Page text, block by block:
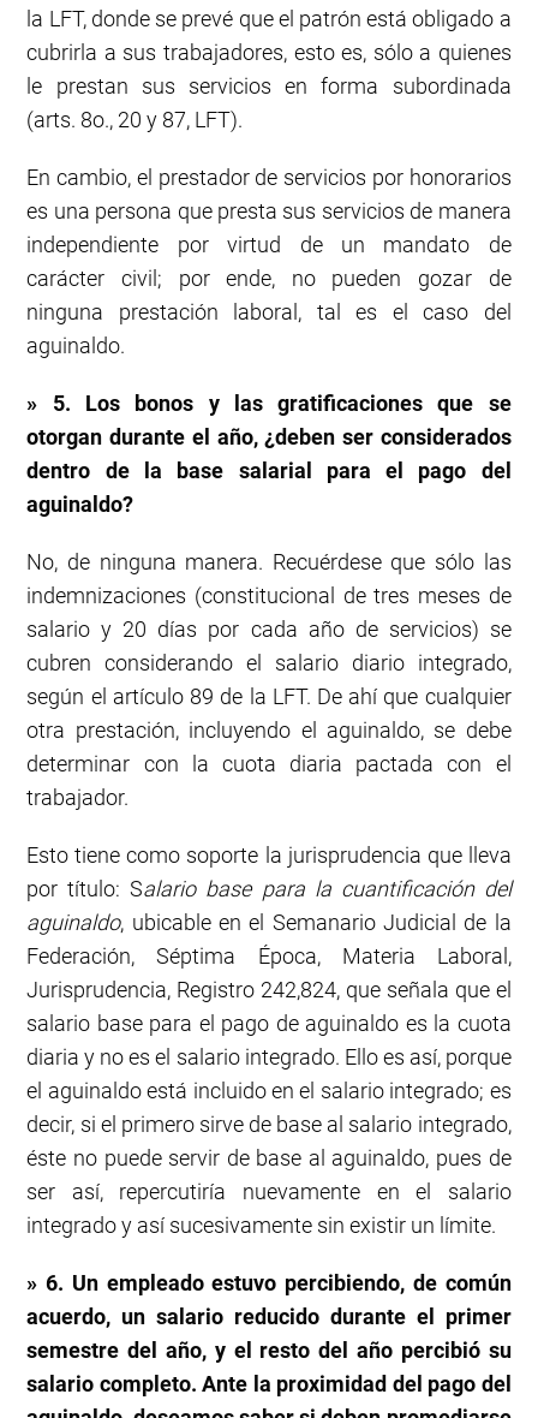
la LFT, donde se prevé que el patrón está obligado a
cubrirla a sus trabajadores, esto es, sólo a quienes
le prestan sus servicios en forma subordinada
(arts. 8o., 20 y 87, LFT).
En cambio, el prestador de servicios por honorarios
es una persona que presta sus servicios de manera
independiente por virtud de un mandato de
carácter civil; por ende, no pueden gozar de
ninguna prestación laboral, tal es el caso del
aguinaldo.
» 5. Los bonos y las gratificaciones que se
otorgan durante el año, ¿deben ser considerados
dentro de la base salarial para el pago del
aguinaldo?
No, de ninguna manera. Recuérdese que sólo las
indemnizaciones (constitucional de tres meses de
salario y 20 días por cada año de servicios) se
cubren considerando el salario diario integrado,
según el artículo 89 de la LFT. De ahí que cualquier
otra prestación, incluyendo el aguinaldo, se debe
determinar con la cuota diaria pactada con el
trabajador.
Esto tiene como soporte la jurisprudencia que lleva
por título: Salario base para la cuantificación del
aguinaldo, ubicable en el Semanario Judicial de la
Federación, Séptima Época, Materia Laboral,
Jurisprudencia, Registro 242,824, que señala que el
salario base para el pago de aguinaldo es la cuota
diaria y no es el salario integrado. Ello es así, porque
el aguinaldo está incluido en el salario integrado; es
decir, si el primero sirve de base al salario integrado,
éste no puede servir de base al aguinaldo, pues de
ser así, repercutiría nuevamente en el salario
integrado y así sucesivamente sin existir un límite.
» 6. Un empleado estuvo percibiendo, de común
acuerdo, un salario reducido durante el primer
semestre del año, y el resto del año percibió su
salario completo. Ante la proximidad del pago del